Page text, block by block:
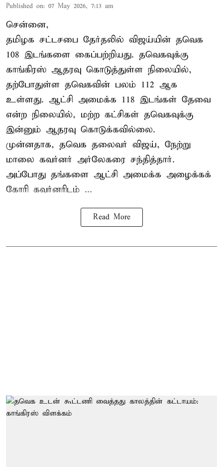
Published on: 07 May 2026, 7:13 am
சென்னை,
தமிழக சட்டசபை தேர்தலில் விஜய்யின் தவெக
108 இடங்களை கைப்பற்றியது. தவெகவுக்கு
காங்கிரஸ் ஆதரவு கொடுத்துள்ள நிலையில்,
தற்போதுள்ள தவெகவின் பலம் 112 ஆக
உள்ளது. ஆட்சி அமைக்க 118 இடங்கள் தேவை
என்ற நிலையில், மற்ற கட்சிகள் தவெகவுக்கு
இன்னும் ஆதரவு கொடுக்கவில்லை.
முன்னதாக, தவெக தலைவர் விஜய், நேற்று
மாலை கவர்னர் அர்லேகரை சந்தித்தார்.
அப்போது தங்களை ஆட்சி அமைக்க அழைக்கக்
கோரி கவர்னரிடம் ...
Read More